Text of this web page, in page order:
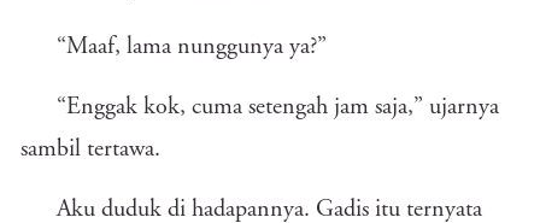
“Maaf, lama nunggunya ya?”
“Enggak kok, cuma setengah jam saja,” ujarnya
sambil tertawa.
Aku duduk di hadapannya. Gadis itu ternyata